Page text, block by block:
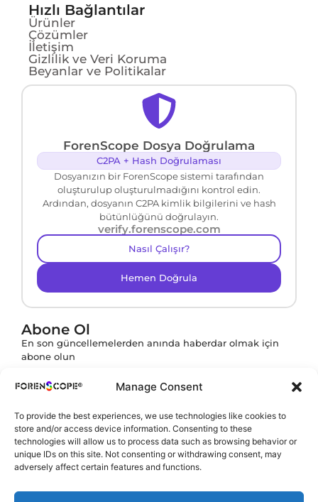
Manage Consent
To provide the best experiences, we use technologies like cookies to
store and/or access device information. Consenting to these
technologies will allow us to process data such as browsing behavior or
unique IDs on this site. Not consenting or withdrawing consent, may
adversely affect certain features and functions.
Hızlı Bağlantılar
Ürünler
Çözümler
İletişim
Gizlilik ve Veri Koruma
Beyanlar ve Politikalar
ForenScope Dosya Doğrulama
C2PA + Hash Doğrulaması
Dosyanızın bir ForenScope sistemi tarafından
oluşturulup oluşturulmadığını kontrol edin.
Ardından, dosyanın C2PA kimlik bilgilerini ve hash
bütünlüğünü doğrulayın.
verify.forenscope.com
Nasıl Çalışır?
Hemen Doğrula
Abone Ol
En son güncellemelerden anında haberdar olmak için
abone olun
Abone ol butonuna tıklayarakKVKK Politikamızı
onaylamış olursunuz.